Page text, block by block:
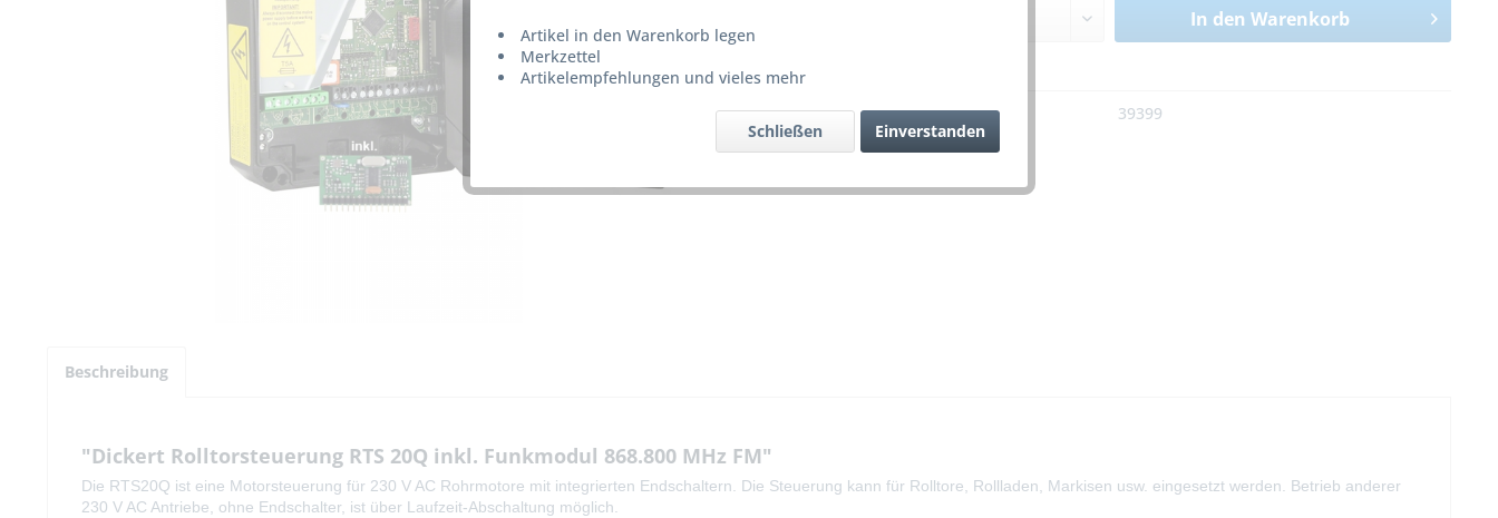
In den Warenkorb
Artikel-Nr.: 39399
Beschreibung
"Dickert Rolltorsteuerung RTS 20Q inkl. Funkmodul 868.800 MHz FM"
Die RTS20Q ist eine Motorsteuerung für 230 V AC Rohrmotore mit integrierten Endschaltern. Die Steuerung kann für Rolltore, Rollladen, Markisen usw. eingesetzt werden. Betrieb anderer
230 V AC Antriebe, ohne Endschalter, ist über Laufzeit-Abschaltung möglich.
Artikel in den Warenkorb legen
Merkzettel
Artikelempfehlungen und vieles mehr
Einverstanden
Schließen